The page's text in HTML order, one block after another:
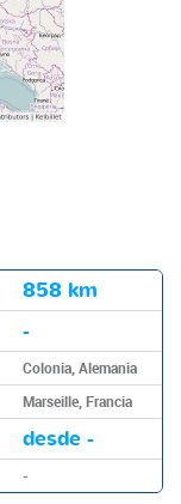
858 km
-
Colonia, Alemania
Marseille, Francia
desde -
-